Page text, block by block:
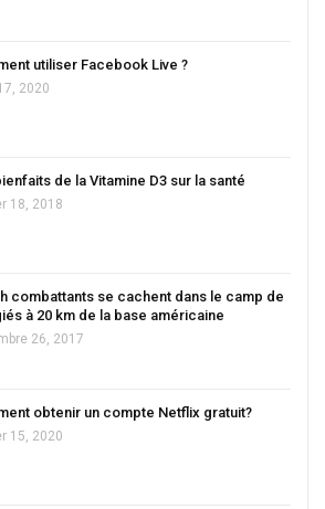
utiliser Facebook Live ?
2020
de la Vitamine D3 sur la santé
18, 2018
combattants se cachent dans le camp de
à 20 km de la base américaine
26, 2017
obtenir un compte Netflix gratuit?
15, 2020